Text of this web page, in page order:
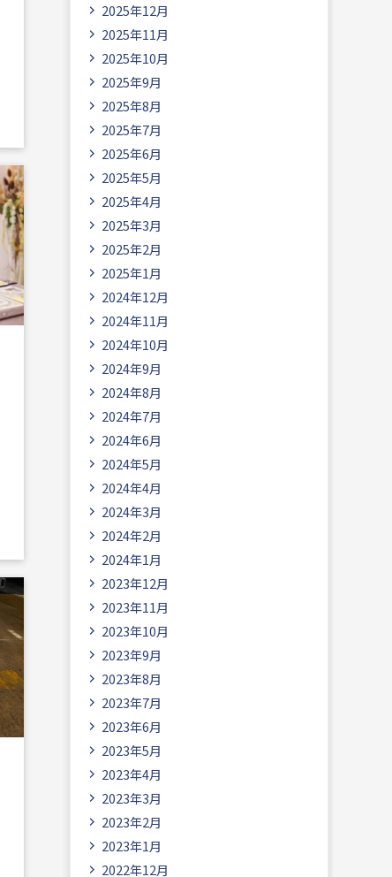
2025年12月
2025年11月
2025年10月
2025年9月
2025年8月
2025年7月
2025年6月
2025年5月
2025年4月
2025年3月
2025年2月
2025年1月
2024年12月
2024年11月
2024年10月
2024年9月
2024年8月
2024年7月
2024年6月
2024年5月
2024年4月
2024年3月
2024年2月
2024年1月
2023年12月
2023年11月
2023年10月
2023年9月
2023年8月
2023年7月
2023年6月
2023年5月
2023年4月
2023年3月
2023年2月
2023年1月
2022年12月